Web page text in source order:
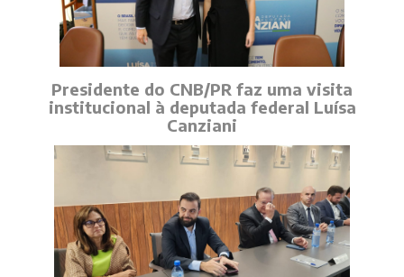
Presidente do CNB/PR faz uma visita
institucional à deputada federal Luísa
Canziani